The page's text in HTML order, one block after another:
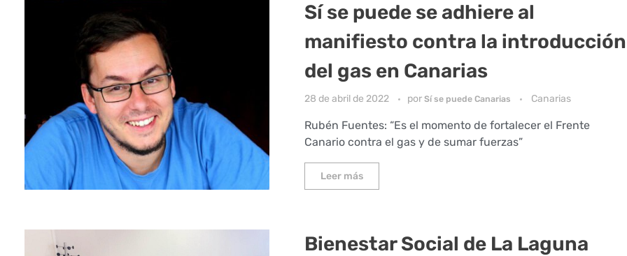
Sí se puede se adhiere al
manifiesto contra la introducción
del gas en Canarias
28 de abril de 2022 por Sí se puede Canarias Canarias
Rubén Fuentes: “Es el momento de fortalecer el Frente
Canario contra el gas y de sumar fuerzas”
Leer más
Bienestar Social de La Laguna